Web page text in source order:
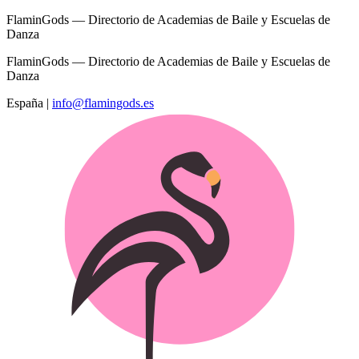
FlaminGods — Directorio de Academias de Baile y Escuelas de
Danza
FlaminGods — Directorio de Academias de Baile y Escuelas de
Danza
España | info@flamingods.es